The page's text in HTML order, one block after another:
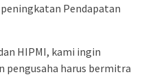
Pendapatan
HIPMI, kami ingin
pengusaha harus bermitra